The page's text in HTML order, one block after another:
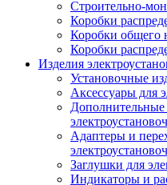
Строительно-
Коробки
Коробки общего
Коробки
Изделия
Установочные
Аксессуары для
Дополнительные
Адаптеры и
Заглушки для
Индикаторы и